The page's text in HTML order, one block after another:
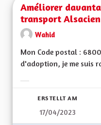
Améliorer
transport
Wahid
Mon Code postal :
d'adoption, je me suis
ERSTELLT AM
17/04/2023